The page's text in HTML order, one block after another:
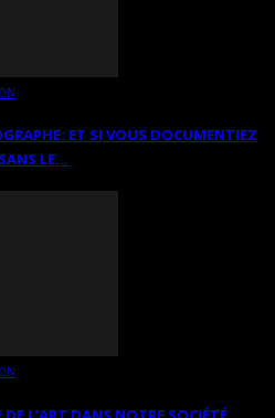
ET SI VOUS DOCUMENTIEZ
LE…